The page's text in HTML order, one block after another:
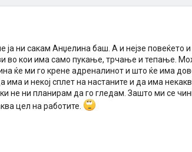
ни сакам Анџелина баш. А и нејзе повеќето
во кои има само пукање, трчање и тепање.
ќе ми го крене адреналинот и што ќе има
има и некој сплет на настаните и да има
не ни планирам да го гледам. Зашто ми се
цел на работите.